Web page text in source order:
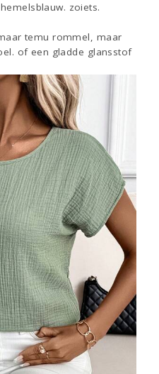
zoiets.
temu rommel, maar
of een gladde glansstof